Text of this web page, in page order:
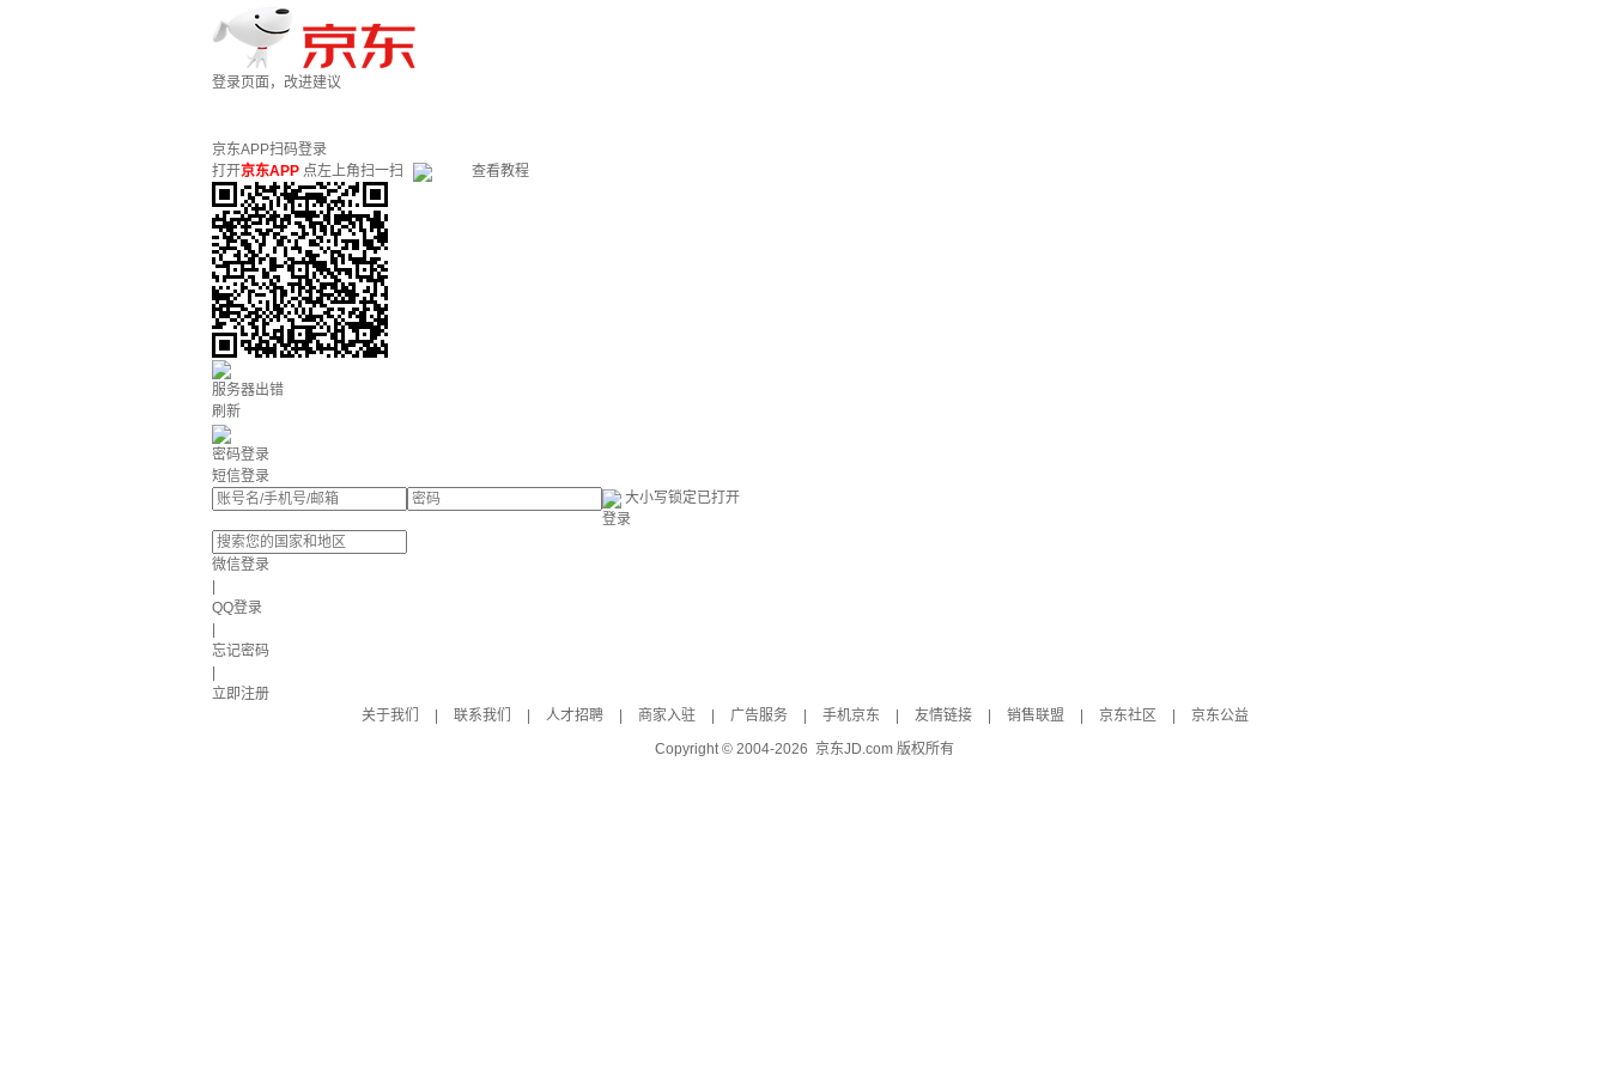
登录页面，改进建议
京东APP扫码登录
打开京东APP 点左上角扫一扫 查看教程
服务器出错
刷新
密码登录
短信登录
大小写锁定已打开
登录
微信登录
QQ登录
忘记密码
立即注册
关于我们
联系我们 人才招聘 商家入驻 广告服务 手机京东 友情链接 销售联盟 京东社区
京东公益
Copyright © 2004-2026 京东JD.com 版权所有